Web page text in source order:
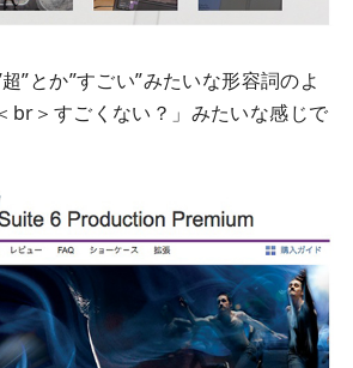
”とか”すごい”みたいな形容詞のよ
br＞すごくない？」みたいな感じで